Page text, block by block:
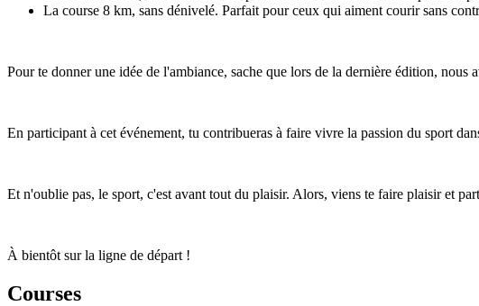
La course 8 km, sans dénivelé. Parfait pour ceux qui aiment courir sans
Pour te donner une idée de l'ambiance, sache que lors de la dernière édition,
En participant à cet événement, tu contribueras à faire vivre la passion du sport
Et n'oublie pas, le sport, c'est avant tout du plaisir. Alors, viens te faire plaisir et
À bientôt sur la ligne de départ !
Courses